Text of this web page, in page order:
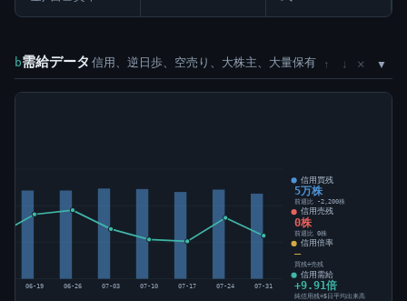
b需給データ 信用、逆日歩、空売り、大株主、大量保有 ↑ ↓ ×
06-19 06-26 07-03 07-10 07-17 07-24 07-31
信用買残
5万株
前週比 -2,200株
信用売残
0株
前週比 0株
信用倍率
―
買残÷売残
信用需給
+9.91倍
純信用残÷5日平均出来高